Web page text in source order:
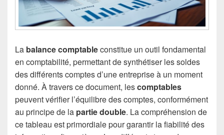
La balance comptableconstitue un outil fondamental
en comptabilité, permettant de synthétiser les soldes
des différents comptes d’une entreprise à un moment
donné. À travers ce document, lescomptables
peuvent vérifier l’équilibre des comptes, conformément
au principe de la partie double. La compréhension de
ce tableau est primordiale pour garantir la fiabilité des